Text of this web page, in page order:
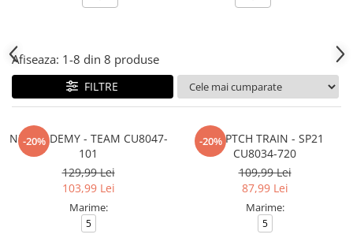
Afiseaza: 1-8 din 8 produse
FILTRE
-20%
NK ACADEMY - TEAM CU8047-
101
129,99 Lei
103,99 Lei
Marime:
5
-20%
NK PTCH TRAIN - SP21
CU8034-720
109,99 Lei
87,99 Lei
Marime:
5